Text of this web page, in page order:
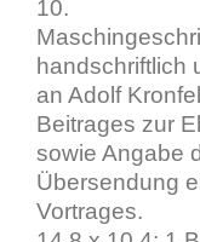
10.
handschriftlich
an Adolf
Beitrages zur
sowie Angabe
Übersendung
Vortrages.